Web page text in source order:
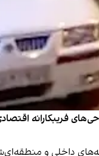
فریبکارانه
داخلی و